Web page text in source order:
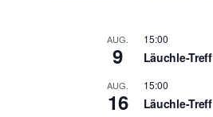
AUG.
9
15:00
Läuchle-Treff
AUG.
16
15:00
Läuchle-Treff